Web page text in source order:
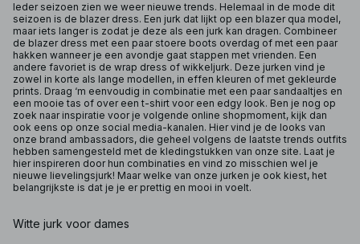
Ieder seizoen zien we weer nieuwe trends. Helemaal in de mode dit
seizoen is de blazer dress. Een jurk dat lijkt op een blazer qua model,
maar iets langer is zodat je deze als een jurk kan dragen. Combineer
de blazer dress met een paar stoere boots overdag of met een paar
hakken wanneer je een avondje gaat stappen met vrienden. Een
andere favoriet is de wrap dress of wikkeljurk. Deze jurken vind je
zowel in korte als lange modellen, in effen kleuren of met gekleurde
prints. Draag ‘m eenvoudig in combinatie met een paar sandaaltjes en
een mooie tas of over een t-shirt voor een edgy look. Ben je nog op
zoek naar inspiratie voor je volgende online shopmoment, kijk dan
ook eens op onze social media-kanalen. Hier vind je de looks van
onze brand ambassadors, die geheel volgens de laatste trends outfits
hebben samengesteld met de kledingstukken van onze site. Laat je
hier inspireren door hun combinaties en vind zo misschien wel je
nieuwe lievelingsjurk! Maar welke van onze jurken je ook kiest, het
belangrijkste is dat je je er prettig en mooi in voelt.
Witte jurk voor dames